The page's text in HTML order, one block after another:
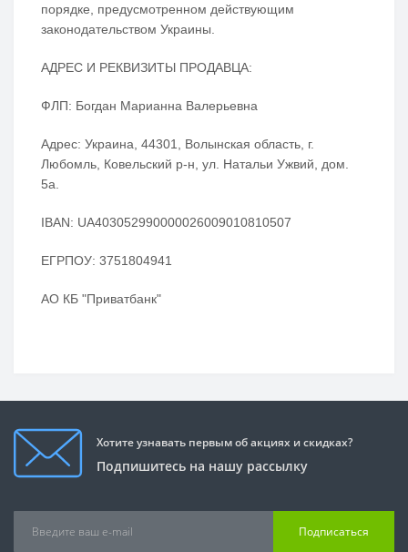
порядке, предусмотренном действующим
законодательством Украины.
АДРЕС И РЕКВИЗИТЫ ПРОДАВЦА:
ФЛП: Богдан Марианна Валерьевна
Адрес: Украина, 44301, Волынская область, г.
Любомль, Ковельский р-н, ул. Натальи Ужвий, дом.
5а.
IBAN: UA403052990000026009010810507
ЕГРПОУ: 3751804941
АО КБ "Приватбанк"
Хотите узнавать первым об акциях и скидках?
Подпишитесь на нашу рассылку
Подписаться